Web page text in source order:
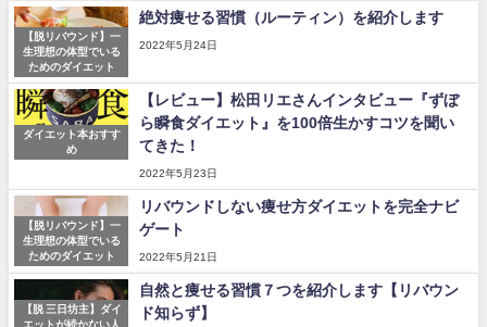
【脱リバウンド】一
生理想の体型でいる
ためのダイエット
絶対痩せる習慣（ルーティン）を紹介します
2022年5月24日
ダイエット本おすす
め
【レビュー】松田リエさんインタビュー『ずぼ
ら瞬食ダイエット』を100倍生かすコツを聞い
てきた！
2022年5月23日
【脱リバウンド】一
生理想の体型でいる
ためのダイエット
リバウンドしない痩せ方ダイエットを完全ナビ
ゲート
2022年5月21日
【脱 三日坊主】ダイ
エットが続かない人
自然と痩せる習慣７つを紹介します【リバウン
ド知らず】